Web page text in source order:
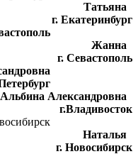
Татьяна
г. Екатеринбург
Жанна
г. Севастополь
Альбина Александровна
г.Владивосток
Наталья
г. Новосибирск